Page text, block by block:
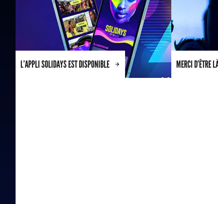
L’APPLI SOLIDAYS EST DISPONIBLE MERCI D’ÊTRE